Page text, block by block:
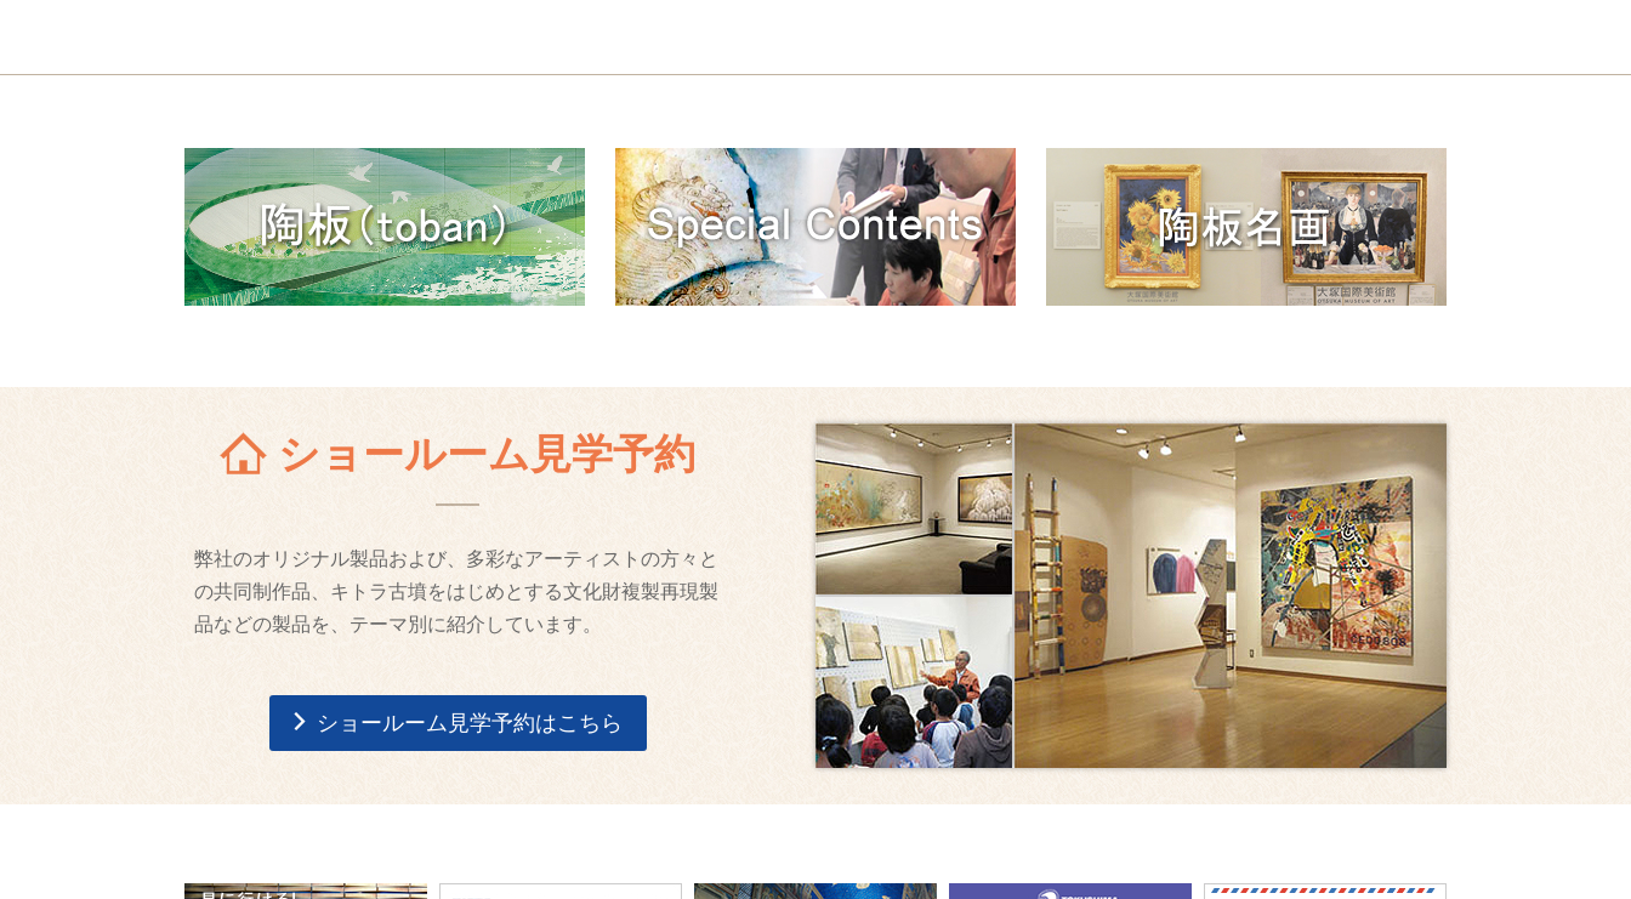
ショールーム見学予約
弊社のオリジナル製品および、多彩なアーティストの方々と
の共同制作品、キトラ古墳をはじめとする文化財複製再現製
品などの製品を、テーマ別に紹介しています。
ショールーム見学予約はこちら